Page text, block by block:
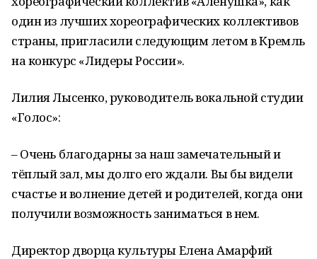
один из лучших хореографических коллективов
страны, пригласили следующим летом в Кремль
на конкурс «Лидеры России».
Лилия Лысенко, руководитель вокальной студии
«Голос»:
– Очень благодарны за наш замечательный и
тёплый зал, мы долго его ждали. Вы бы видели
счастье и волнение детей и родителей, когда они
получили возможность заниматься в нем.
Директор дворца культуры Елена Амарфий